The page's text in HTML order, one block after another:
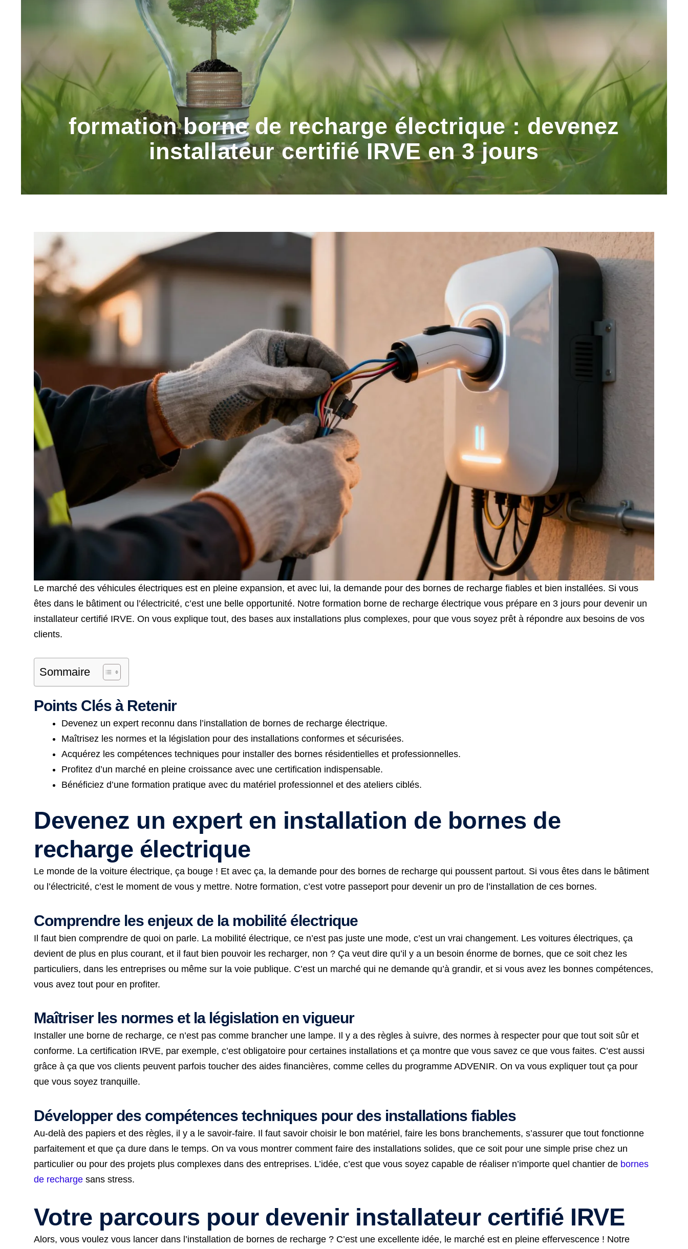
formation borne de recharge électrique : devenez
installateur certifié IRVE en 3 jours
Le marché des véhicules électriques est en pleine expansion, et avec lui, la demande pour des bornes de recharge fiables et bien installées. Si vous
êtes dans le bâtiment ou l’électricité, c’est une belle opportunité. Notre formation borne de recharge électrique vous prépare en 3 jours pour devenir un
installateur certifié IRVE. On vous explique tout, des bases aux installations plus complexes, pour que vous soyez prêt à répondre aux besoins de vos
clients.
Sommaire
Points Clés à Retenir
Devenez un expert reconnu dans l’installation de bornes de recharge électrique.
Maîtrisez les normes et la législation pour des installations conformes et sécurisées.
Acquérez les compétences techniques pour installer des bornes résidentielles et professionnelles.
Profitez d’un marché en pleine croissance avec une certification indispensable.
Bénéficiez d’une formation pratique avec du matériel professionnel et des ateliers ciblés.
Devenez un expert en installation de bornes de
recharge électrique
Le monde de la voiture électrique, ça bouge ! Et avec ça, la demande pour des bornes de recharge qui poussent partout. Si vous êtes dans le bâtiment
ou l’électricité, c’est le moment de vous y mettre. Notre formation, c’est votre passeport pour devenir un pro de l’installation de ces bornes.
Comprendre les enjeux de la mobilité électrique
Il faut bien comprendre de quoi on parle. La mobilité électrique, ce n’est pas juste une mode, c’est un vrai changement. Les voitures électriques, ça
devient de plus en plus courant, et il faut bien pouvoir les recharger, non ? Ça veut dire qu’il y a un besoin énorme de bornes, que ce soit chez les
particuliers, dans les entreprises ou même sur la voie publique. C’est un marché qui ne demande qu’à grandir, et si vous avez les bonnes compétences,
vous avez tout pour en profiter.
Maîtriser les normes et la législation en vigueur
Installer une borne de recharge, ce n’est pas comme brancher une lampe. Il y a des règles à suivre, des normes à respecter pour que tout soit sûr et
conforme. La certification IRVE, par exemple, c’est obligatoire pour certaines installations et ça montre que vous savez ce que vous faites. C’est aussi
grâce à ça que vos clients peuvent parfois toucher des aides financières, comme celles du programme ADVENIR. On va vous expliquer tout ça pour
que vous soyez tranquille.
Développer des compétences techniques pour des installations fiables
Au-delà des papiers et des règles, il y a le savoir-faire. Il faut savoir choisir le bon matériel, faire les bons branchements, s’assurer que tout fonctionne
parfaitement et que ça dure dans le temps. On va vous montrer comment faire des installations solides, que ce soit pour une simple prise chez un
particulier ou pour des projets plus complexes dans des entreprises. L’idée, c’est que vous soyez capable de réaliser n’importe quel chantier de bornes
de recharge sans stress.
Votre parcours pour devenir installateur certifié IRVE
Alors, vous voulez vous lancer dans l’installation de bornes de recharge ? C’est une excellente idée, le marché est en pleine effervescence ! Notre